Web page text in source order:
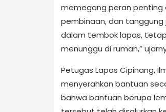
memegang peran penting
pembinaan, dan
dalam tembok lapas,
menunggu di rumah,”
Petugas Lapas Cipinang,
menyerahkan bantuan
bahwa bantuan berupa